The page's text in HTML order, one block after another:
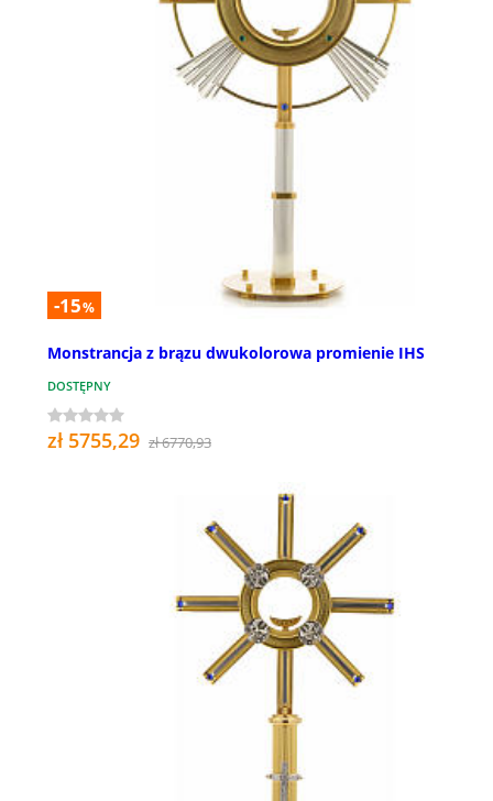
-15%
Monstrancja z brązu dwukolorowa promienie IHS
DOSTĘPNY
zł 5755,29 zł 6770,93